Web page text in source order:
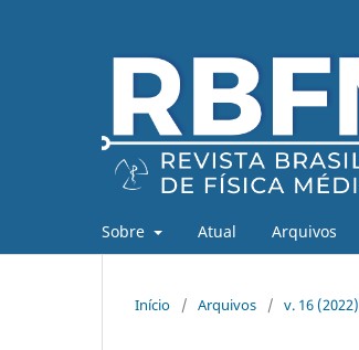
Sobre Atual Arquivos
Início / Arquivos / v. 16 (2022)